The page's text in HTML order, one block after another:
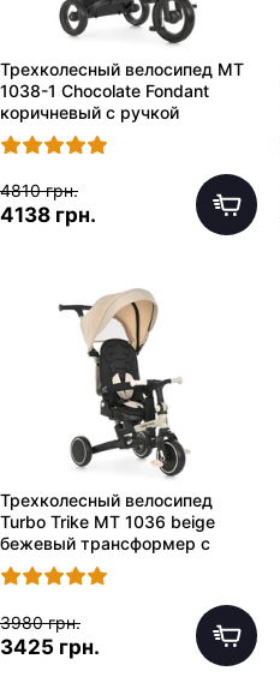
Трехколесный велосипед MT
1038-1 Chocolate Fondant
коричневый с ручкой
4810 грн.
4138 грн.
Трехколесный велосипед
Turbo Trike MT 1036 beige
бежевый трансформер с
ручкой
3980 грн.
3425 грн.